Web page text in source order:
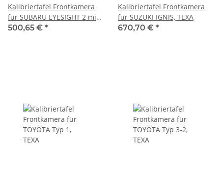
Kalibriertafel Frontkamera
für SUBARU EYESIGHT 2 mit
Wasserwaage, TEXA
500,65 € *
Kalibriertafel Frontkamera
für SUZUKI IGNIS, TEXA
670,70 € *